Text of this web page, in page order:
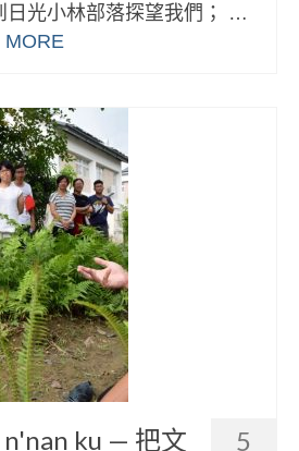
日光小林部落探望我們； …
MORE
5
ku — 把文